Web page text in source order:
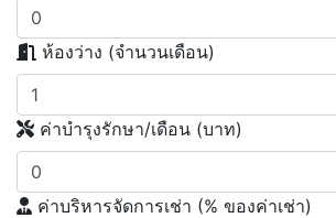
ห้องว่าง (จำนวนเดือน)
ค่าบำรุงรักษา/เดือน (บาท)
ค่าบริหารจัดการเช่า (% ของค่าเช่า)